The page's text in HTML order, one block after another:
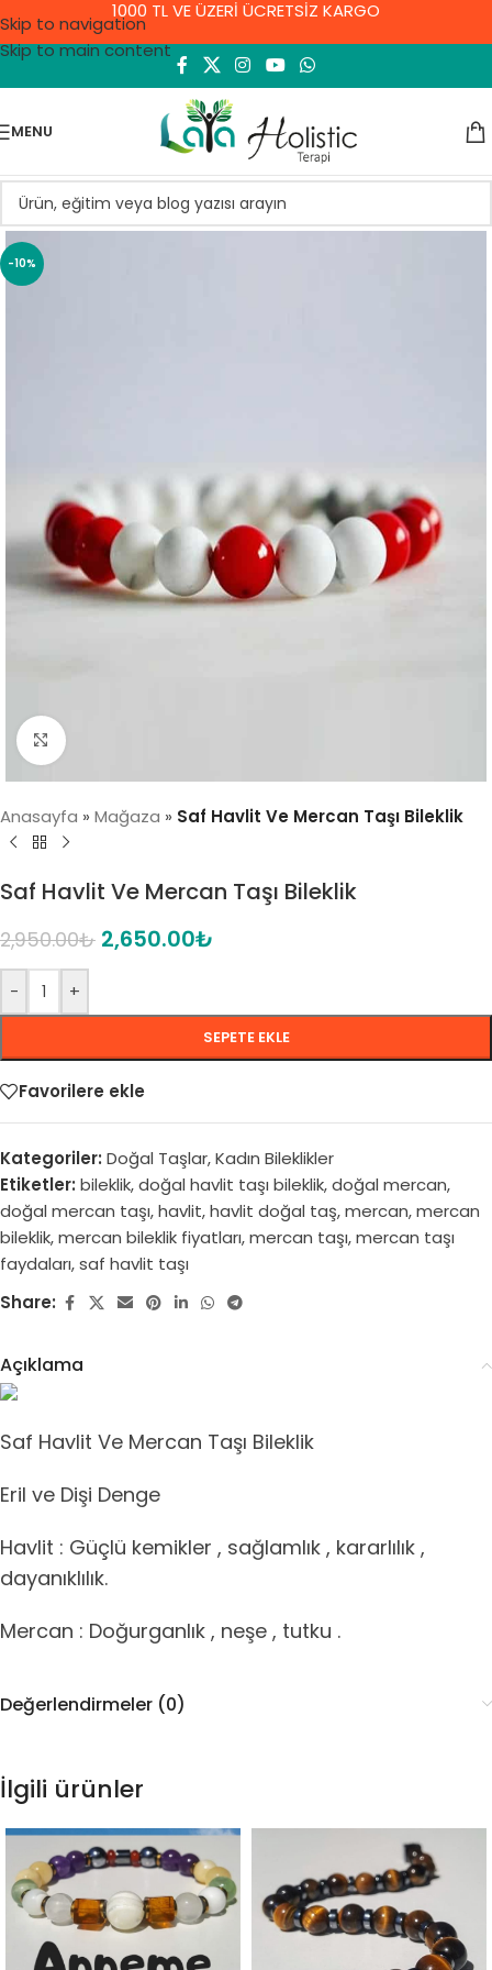
Skip to navigation
Skip to main content
1000 TL VE ÜZERİ ÜCRETSİZ KARGO
MENU
-10%
Click to enlarge
Anasayfa » Mağaza » Saf Havlit Ve Mercan Taşı Bileklik
Saf Havlit Ve Mercan Taşı Bileklik
2,950.00₺ 2,650.00₺
- +
SEPETE EKLE
Favorilere ekle
Kategoriler: Doğal Taşlar,Kadın Bileklikler
Etiketler: bileklik,doğal havlit taşı bileklik,doğal mercan,
doğal mercan taşı,havlit,havlit doğal taş,mercan,mercan
bileklik,mercan bileklik fiyatları,mercan taşı,mercan taşı
faydaları,saf havlit taşı
Share:
Açıklama
Saf Havlit Ve Mercan Taşı Bileklik
Eril ve Dişi Denge
Havlit : Güçlü kemikler , sağlamlık , kararlılık ,
dayanıklılık.
Mercan : Doğurganlık , neşe , tutku .
Değerlendirmeler (0)
İlgili ürünler